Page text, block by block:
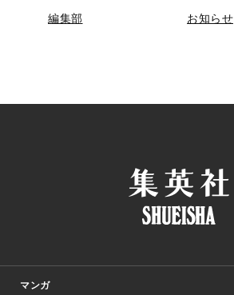
編集部 お知らせ
マンガ